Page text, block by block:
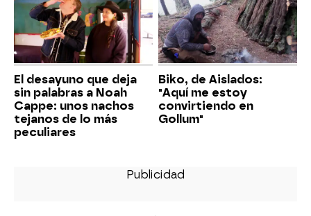
El desayuno que deja
sin palabras a Noah
Cappe: unos nachos
tejanos de lo más
peculiares
Biko, de Aislados:
"Aquí me estoy
convirtiendo en
Gollum"